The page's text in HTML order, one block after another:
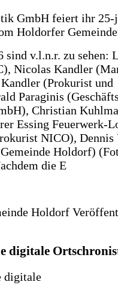
sind v.l.n.r. zu sehen:
Nicolas Kandler
(Prokurist und
Paraginis
Christian
Essing Feuerwerk-
NICO),
Holdorf)
die E
Holdorf
digitale